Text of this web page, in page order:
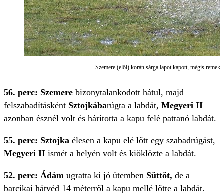
Szemere (elől) korán sárga lapot kapott, mégis
56. perc: Szemere bizonytalankodott hátul, majd
felszabadításként Sztojkábarúgta a labdát, Megyeri II
azonban észnél volt és hárította a kapu felé pattanó labdát.
55. perc: Sztojka élesen a kapu elé lőtt egy szabadrúgást,
Megyeri II ismét a helyén volt és kiöklözte a labdát.
52. perc: Ádám ugratta ki jó ütemben Süttőt, de a
barcikai hátvéd 14 méterről a kapu mellé lőtte a labdát.